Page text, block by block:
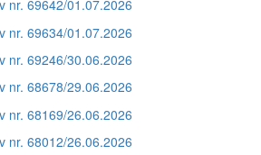
nr. 69642/01.07.2026
nr. 69634/01.07.2026
nr. 69246/30.06.2026
nr. 68678/29.06.2026
nr. 68169/26.06.2026
nr. 68012/26.06.2026